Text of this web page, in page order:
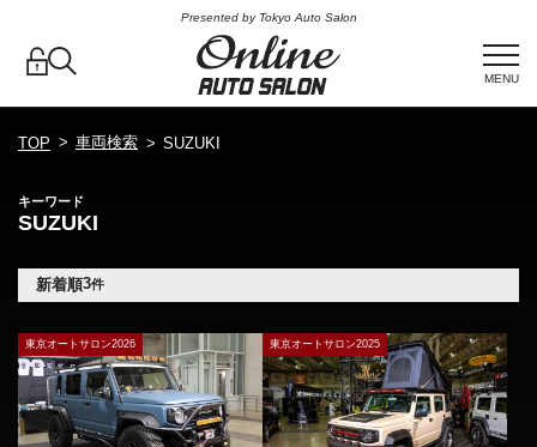
Presented by Tokyo Auto Salon
MENU
TOP 車両検索 SUZUKI
キーワード
SUZUKI
新着順3件
東京オートサロン2026 東京オートサロン2025